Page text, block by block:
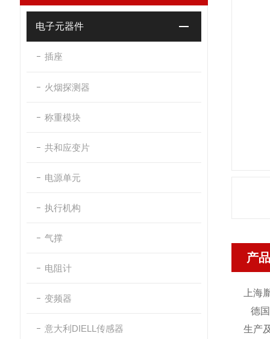
电子元器件
插座
火烟探测器
称重模块
共和应变片
电源单元
执行机构
气撑
电阻计
变频器
意大利DIELL传感器
产
上海
德国
生产